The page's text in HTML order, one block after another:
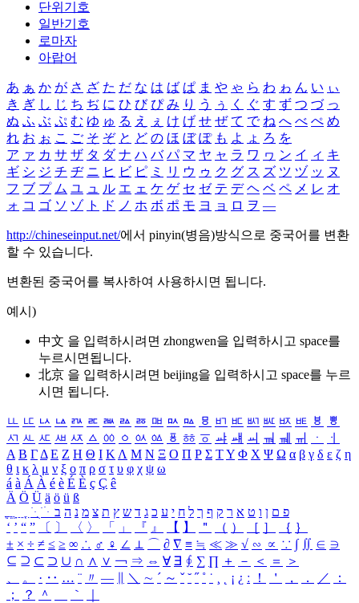
단위기호
일반기호
로마자
아랍어
あ ぁ か が さ ざ た だ な は ば ぱ ま や ゃ ら わ ゎ ん い ぃ
き ぎ し じ ち ぢ に ひ び ぴ み り う ぅ く ぐ す ず つ づ っ
ぬ ふ ぶ ぷ む ゆ ゅ る え ぇ け げ せ ぜ て で ね へ べ ぺ め
れ お ぉ こ ご そ ぞ と ど の ほ ぼ ぽ も よ ょ ろ を
ア ァ カ サ ザ タ ダ ナ ハ バ パ マ ヤ ャ ラ ワ ヮ ン イ ィ キ
ギ シ ジ チ ヂ ニ ヒ ビ ピ ミ リ ウ ゥ ク グ ス ズ ツ ヅ ッ ヌ
フ ブ プ ム ユ ュ ル エ ェ ケ ゲ セ ゼ テ デ ヘ ベ ペ メ レ オ
ォ コ ゴ ソ ゾ ト ド ノ ホ ボ ポ モ ヨ ョ ロ ヲ ―
http://chineseinput.net/에서 pinyin(병음)방식으로 중국어를 변환
할 수 있습니다.
변환된 중국어를 복사하여 사용하시면 됩니다.
예시)
中文 을 입력하시려면 zhongwen을 입력하시고 space를
누르시면됩니다.
北京 을 입력하시려면 beijing을 입력하시고 space를 누르
시면 됩니다.
ㅥ ㅦ ㅧ ㅨ ㅩ ㅪ ㅫ ㅬ ㅭ ㅮ ㅯ ㅰ ㅱ ㅲ ㅳ ㅴ ㅵ ㅶ ㅷ ㅸ
ㅹ
ㅺ ㅻ ㅼ ㅽ ㅾ ㅿ ㆀ ㆁ ㆂ ㆃ ㆄ ㆅ ㆆ ㆇ ㆈ ㆉ ㆊ ㆋ ㆌ ㆍ
ㆎ
Α Β ΓΔ Ε Ζ Η Θ Ι ΚΛ Μ Ν Ξ Ο Π Ρ Σ ΤΥ Φ Χ Ψ Ω α β γ δ ε ζ η
θ ι κ λ μ ν ξ ο π ρ σ τ υ φ χ ψ ω
á à Á À é è É È ç Ç ê
Ä Ö Ü ä ö ü ß
ִֶֹ ֻּ ׁׂ פ ם ן ו ט א ר ק ף ך ל ח י ע כ ג ד ש ץ ת צ מ נ ה ב
‘ ’ “ ” 〔 〕 〈 〉 「 」 『 』 【 】 ＂ （ ） ［ ］ ｛ ｝
± × ÷ ≠ ≤ ≥ ∞ ∴ ♂ ♀ ∠ ⊥ ⌒ ∂ ∇ ≡ ≒ ≪ ≫ √ ∽ ∝ ∵ ∫ ∬ ∈ ∋
⊆ ⊇ ⊂ ⊃ ∪ ∩ ∧ ∨ ￢ ⇒ ⇔ ∀ ∃ ∮ ∑ ∏ ＋ － ＜ ＝
＞
、
。 · ‥ … ¨ 〃 ― ＼ ∼ ´ ～ ˇ ˘ ˝ ˚ ˙ ¸ ¡ ¿ ː ！ ＇ ， ． ／
：
；
？ ＾ ｀